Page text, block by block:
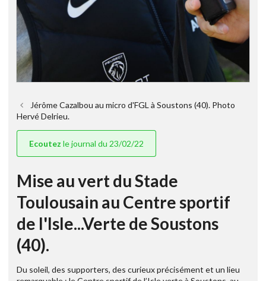
Jérôme Cazalbou au micro d'FGL à Soustons (40). Photo
Hervé Delrieu.
Ecoutez le journal du 23/02/22
Mise au vert du Stade
Toulousain au Centre sportif
de l'Isle...Verte de Soustons
(40).
Du soleil, des supporters, des curieux précisément et un lieu